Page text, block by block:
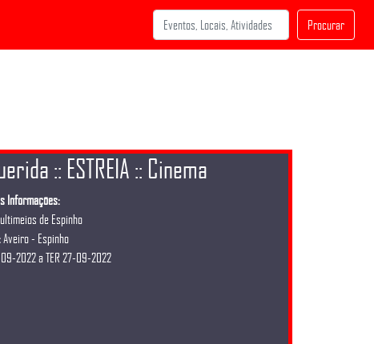
Procurar
:: ESTREIA :: Cinema
Informações:
de Espinho
Aveiro - Espinho
2022 a TER 27-09-2022